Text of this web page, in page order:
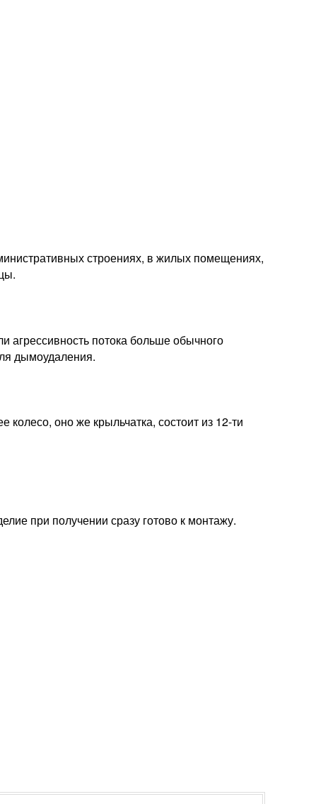
строениях, в жилых помещениях,
агрессивность потока больше обычного
дымоудаления.
оно же крыльчатка, состоит из 12-ти
при получении сразу готово к монтажу.